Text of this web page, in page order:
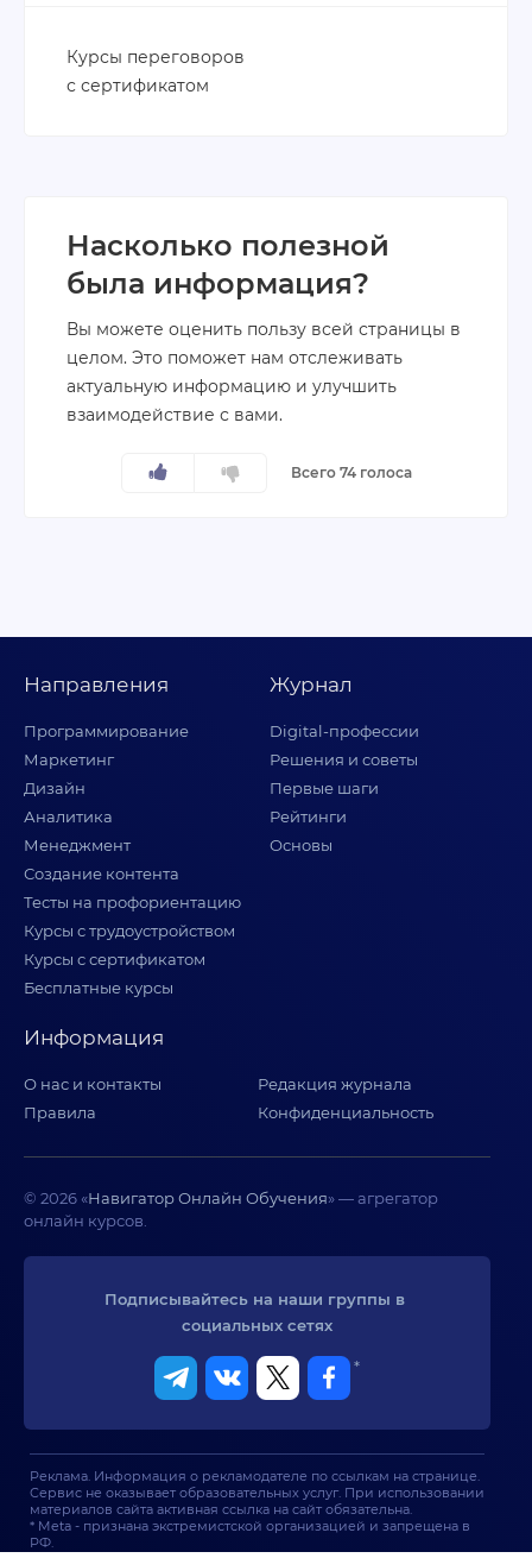
Курсы переговоров
с сертификатом
Насколько полезной
была информация?
Вы можете оценить пользу всей страницы в
целом. Это поможет нам отслеживать
актуальную информацию и улучшить
взаимодействие с вами.
Всего 74 голоса
Направления
Программирование
Маркетинг
Дизайн
Аналитика
Менеджмент
Создание контента
Тесты на профориентацию
Курсы с трудоустройством
Курсы с сертификатом
Бесплатные курсы
Журнал
Digital-профессии
Решения и советы
Первые шаги
Рейтинги
Основы
Информация
О нас и контакты
Редакция журнала
Правила
Конфиденциальность
© 2026 «Навигатор Онлайн Обучения» — агрегатор
онлайн курсов.
Подписывайтесь на наши группы в
социальных сетях
*
Реклама. Информация о рекламодателе по ссылкам на странице.
Сервис не оказывает образовательных услуг. При использовании
материалов сайта активная ссылка на сайт обязательна.
* Meta - признана экстремистской организацией и запрещена в
РФ.